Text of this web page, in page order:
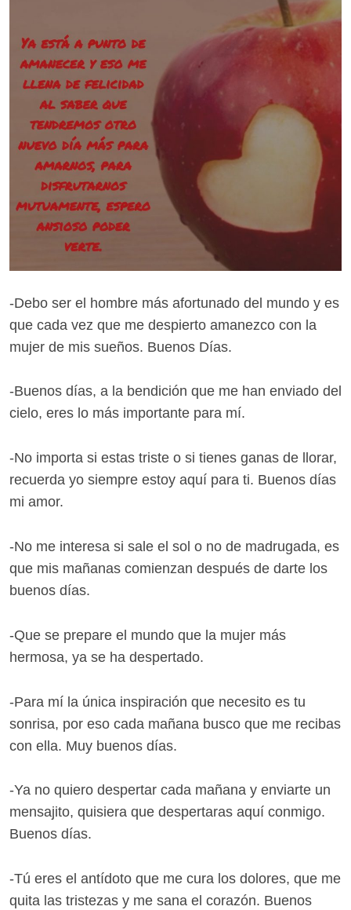
-Debo ser el hombre más afortunado del mundo y es
que cada vez que me despierto amanezco con la
mujer de mis sueños. Buenos Días.
-Buenos días, a la bendición que me han enviado del
cielo, eres lo más importante para mí.
-No importa si estas triste o si tienes ganas de llorar,
recuerda yo siempre estoy aquí para ti. Buenos días
mi amor.
-No me interesa si sale el sol o no de madrugada, es
que mis mañanas comienzan después de darte los
buenos días.
-Que se prepare el mundo que la mujer más
hermosa, ya se ha despertado.
-Para mí la única inspiración que necesito es tu
sonrisa, por eso cada mañana busco que me recibas
con ella. Muy buenos días.
-Ya no quiero despertar cada mañana y enviarte un
mensajito, quisiera que despertaras aquí conmigo.
Buenos días.
-Tú eres el antídoto que me cura los dolores, que me
quita las tristezas y me sana el corazón. Buenos